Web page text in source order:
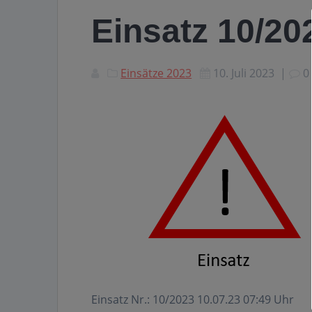
Einsatz 10/
Einsätze 2023 10. Juli 2023 | 0
Einsatz Nr.: 10/2023 10.07.23 07:49 Uhr